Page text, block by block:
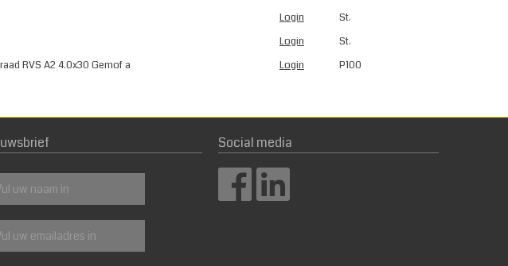
Login
St.
Login
St.
RVS A2 4.0x30 Gemof a
Login P100
Social media